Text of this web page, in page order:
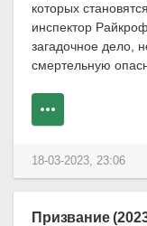
которых
инспектор
загадочное дело,
смертельную
18-03-2023, 23:06
Призвание